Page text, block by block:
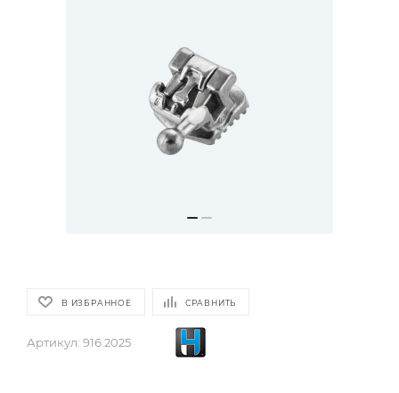
В ИЗБРАННОЕ СРАВНИТЬ
Артикул: 916.2025